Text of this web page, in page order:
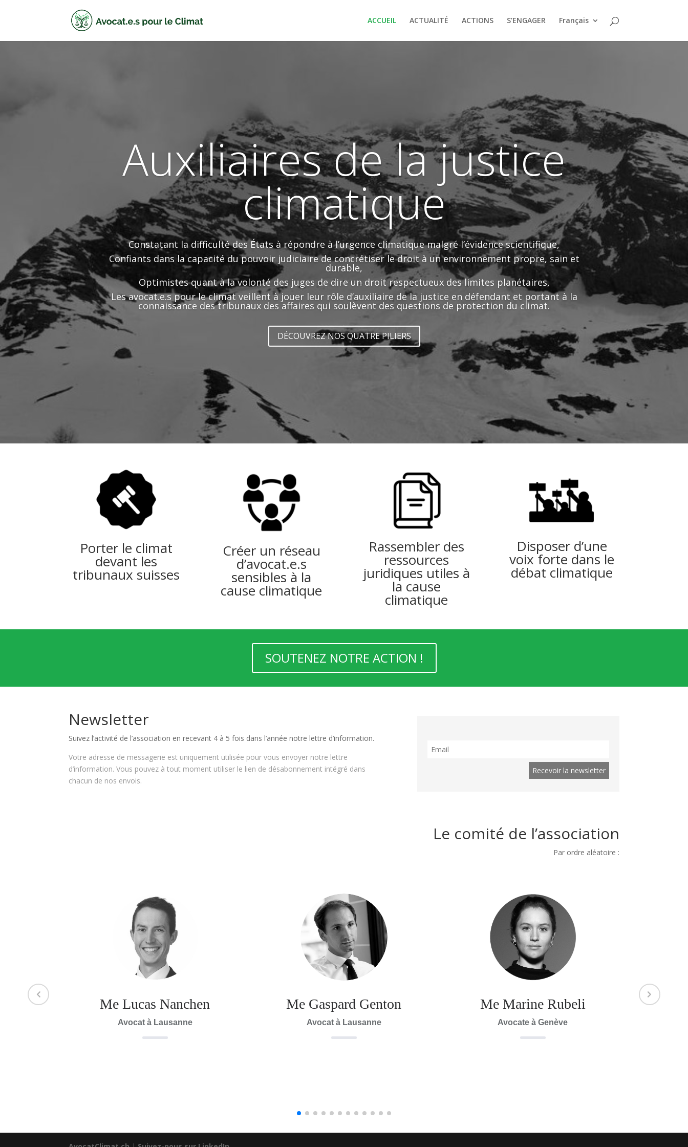
ACCUEIL ACTUALITÉ ACTIONS S’ENGAGER Français
Auxiliaires de la justice
climatique
Constatant la difficulté des États à répondre à l’urgence climatique malgré l’évidence scientifique,
Confiants dans la capacité du pouvoir judiciaire de concrétiser le droit à un environnement propre, sain et
durable,
Optimistes quant à la volonté des juges de dire un droit respectueux des limites planétaires,
Les avocat.e.s pour le climat veillent à jouer leur rôle d’auxiliaire de la justice en défendant et portant à la
connaissance des tribunaux des affaires qui soulèvent des questions de protection du climat.
DÉCOUVREZ NOS QUATRE PILIERS
Porter le climat
devant les
tribunaux suisses
Créer un réseau
d’avocat.e.s
sensibles à la
cause climatique
Rassembler des
ressources
juridiques utiles à
la cause
climatique
Disposer d’une
voix forte dans le
débat climatique
SOUTENEZ NOTRE ACTION !
Newsletter
Suivez l’activité de l’association en recevant 4 à 5 fois dans l’année notre lettre d’information.
Votre adresse de messagerie est uniquement utilisée pour vous envoyer notre lettre
d’information. Vous pouvez à tout moment utiliser le lien de désabonnement intégré dans
chacun de nos envois.
Le comité de l’association
Par ordre aléatoire :
Me Lucas Nanchen
Avocat à Lausanne
Me Gaspard Genton
Avocat à Lausanne
Me Marine Rubeli
Avocate à Genève